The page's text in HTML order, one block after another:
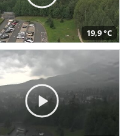
19,9 °C